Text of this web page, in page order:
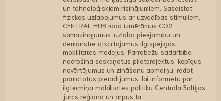
un tehnoloģiskiem risinājumiem. Sasaistot
fiziskos uzlabojumus ar uzvedības stimuliem,
CENTRAL HUB rada izmērāmus CO2
samazinājumus, uzlabo pieejamību un
demonstrē atkārtojamus ilgtspējīgas
mobilitātes modeļus. Pārrobežu sadarbība
nodrošina saskaņotus pilotprojektus, kopīgus
novērtējumus un zināšanu apmaiņu, radot
pamatotus pierādījumus, lai informētu par
ilgtermiņa mobilitātes politiku Centrālā Baltijas
jūras reģionā un ārpus tā.